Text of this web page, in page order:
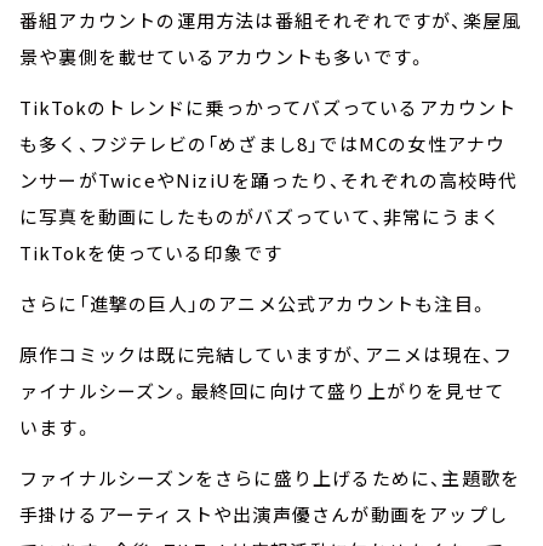
番組アカウントの運用方法は番組それぞれですが、楽屋風
景や裏側を載せているアカウントも多いです。
TikTokのトレンドに乗っかってバズっているアカウント
も多く、フジテレビの「めざまし8」ではMCの女性アナウ
ンサーがTwiceやNiziUを踊ったり、それぞれの高校時代
に写真を動画にしたものがバズっていて、非常にうまく
TikTokを使っている印象です
さらに「進撃の巨人」のアニメ公式アカウントも注目。
原作コミックは既に完結していますが、アニメは現在、フ
ァイナルシーズン。最終回に向けて盛り上がりを見せて
います。
ファイナルシーズンをさらに盛り上げるために、主題歌を
手掛けるアーティストや出演声優さんが動画をアップし